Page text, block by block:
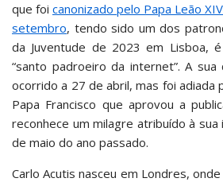
que foi canonizado pelo Papa Leão
setembro, tendo sido um dos
da Juventude de 2023 em Lisboa,
“santo padroeiro da internet”. A sua
ocorrido a 27 de abril, mas foi adiada
Papa Francisco que aprovou a
reconhece um milagre atribuído à
de maio do ano passado.
Carlo Acutis nasceu em Londres,